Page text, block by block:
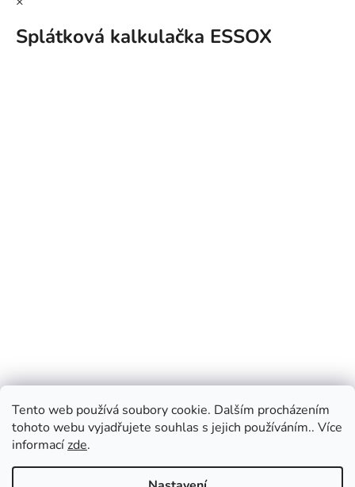
Tento web používá soubory cookie. Dalším procházením
tohoto webu vyjadřujete souhlas s jejich používáním.. Více
informacízde.
Splátková kalkulačka ESSOX